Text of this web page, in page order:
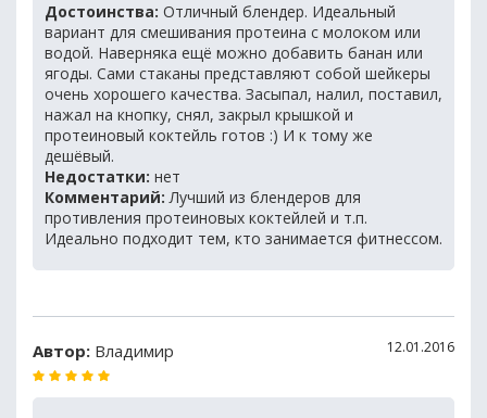
Достоинства: Отличный блендер. Идеальный
вариант для смешивания протеина с молоком или
водой. Наверняка ещё можно добавить банан или
ягоды. Сами стаканы представляют собой шейкеры
очень хорошего качества. Засыпал, налил, поставил,
нажал на кнопку, снял, закрыл крышкой и
протеиновый коктейль готов :) И к тому же
дешёвый.
Недостатки: нет
Комментарий: Лучший из блендеров для
противления протеиновых коктейлей и т.п.
Идеально подходит тем, кто занимается фитнессом.
Автор: Владимир 12.01.2016